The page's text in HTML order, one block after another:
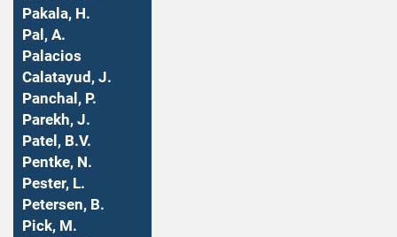
Pakala, H.
Pal, A.
Palacios
Calatayud, J.
Panchal, P.
Parekh, J.
Patel, B.V.
Pentke, N.
Pester, L.
Petersen, B.
Pick, M.